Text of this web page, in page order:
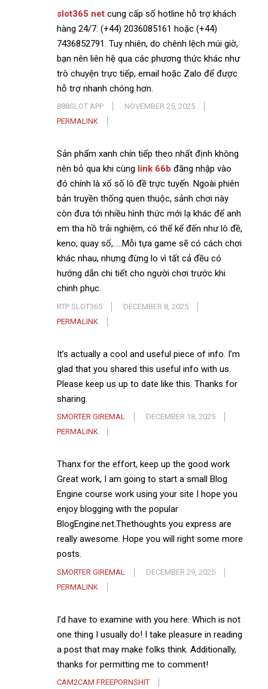
slot365 net cung cấp số hotline hỗ trợ khách
hàng 24/7: (+44) 2036085161 hoặc (+44)
7436852791. Tuy nhiên, do chênh lệch múi giờ,
bạn nên liên hệ qua các phương thức khác như
trò chuyện trực tiếp, email hoặc Zalo để được
hỗ trợ nhanh chóng hơn.
888SLOT APP
NOVEMBER 25, 2025
PERMALINK
Sản phẩm xanh chín tiếp theo nhất định không
nên bỏ qua khi cùng link 66b đăng nhập vào
đó chính là xổ số lô đề trực tuyến. Ngoài phiên
bản truyền thống quen thuộc, sảnh chơi này
còn đưa tới nhiều hình thức mới lạ khác để anh
em tha hồ trải nghiệm, có thể kể đến như lô đề,
keno, quay số,…..Mỗi tựa game sẽ có cách chơi
khác nhau, nhưng đừng lo vì tất cả đều có
hướng dẫn chi tiết cho người chơi trước khi
chinh phục.
RTP SLOT365
DECEMBER 8, 2025
PERMALINK
It’s actually a cool and useful piece of info. I’m
glad that you shared this useful info with us.
Please keep us up to date like this. Thanks for
sharing.
SMORTER GIREMAL
DECEMBER 18, 2025
PERMALINK
Thanx for the effort, keep up the good work
Great work, I am going to start a small Blog
Engine course work using your site I hope you
enjoy blogging with the popular
BlogEngine.net.Thethoughts you express are
really awesome. Hope you will right some more
posts.
SMORTER GIREMAL
DECEMBER 29, 2025
PERMALINK
I’d have to examine with you here. Which is not
one thing I usually do! I take pleasure in reading
a post that may make folks think. Additionally,
thanks for permitting me to comment!
CAM2CAM FREEPORNSHIT